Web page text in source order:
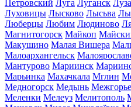
Петровский Луга Луганск Луза
Луховицы Лысково Лысьва
Люберцы Любим Людиново
Магнитогорск Майкоп
Макушино Малая Вишера
Малоархангельск
Мантурово Мариинск
Марьинка Махачкала Мглин
Медногорск Медынь Межгорье
Меленки Мелеуз Мелитополь